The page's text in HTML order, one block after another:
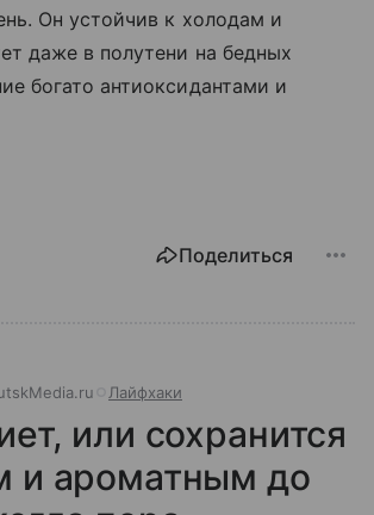
Он устойчив к холодам и
даже в полутени на бедных
богато антиоксидантами и
Поделиться
Лайфхаки
или сохранится
и ароматным до